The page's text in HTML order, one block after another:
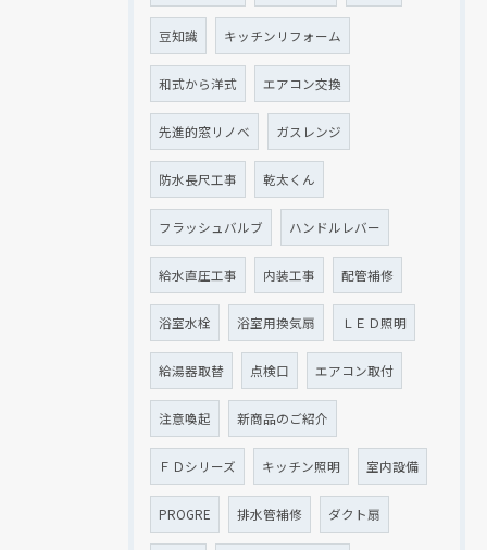
豆知識 キッチンリフォーム
和式から洋式 エアコン交換
先進的窓リノベ ガスレンジ
防水長尺工事 乾太くん
フラッシュバルブ ハンドルレバー
給水直圧工事 内装工事 配管補修
浴室水栓 浴室用換気扇 ＬＥＤ照明
給湯器取替 点検口 エアコン取付
注意喚起 新商品のご紹介
ＦＤシリーズ キッチン照明 室内設備
PROGRE 排水管補修 ダクト扇